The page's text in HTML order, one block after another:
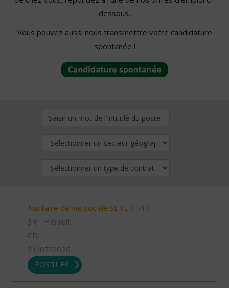
dessous.
Vous pouvez aussi nous transmettre votre candidature
spontanée !
Auxiliaire de vie sociale SETE (H/F)
34 - Hérault
CDI
31/07/2026
POSTULER